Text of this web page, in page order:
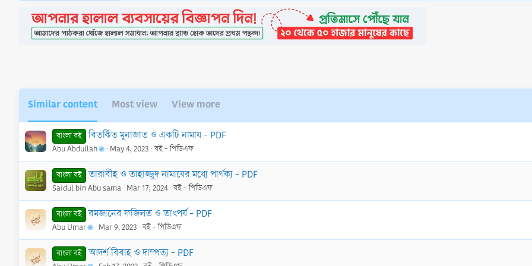
Similar content Most view View more
বাংলা বই বিতর্কিত মুনাজাত ও একটি নামায - PDF
Abu Abdullah May 4, 2023 বই - পিডিএফ
বাংলা বই তারাবীহ ও তাহাজ্জুদ নামাযের মধ্যে পার্থক্য - PDF
Saidul bin Abu sama Mar 17, 2024 বই - পিডিএফ
বাংলা বই রমজানের ফজিলত ও তাৎপর্য - PDF
Abu Umar Mar 9, 2023 বই - পিডিএফ
বাংলা বই আদর্শ বিবাহ ও দাম্পত্য - PDF